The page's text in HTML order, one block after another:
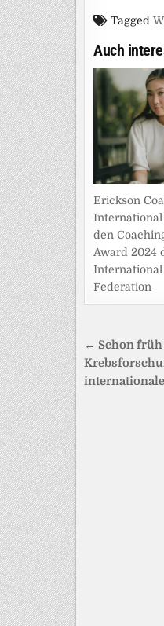
Tagged
Auch
Erickson
den
Award 2024
International
Federation
← Schon